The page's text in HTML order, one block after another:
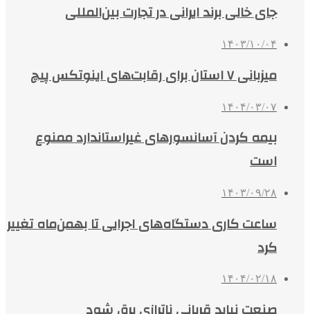
جای خالی برند ایرانی در تجارت بین‌المللی
۱۴۰۳/۱۰/۰۴
میزبانی ۷ استان برای رقابت‌های اینوتکس پیچ
۱۴۰۴/۰۳/۰۷
بیمه کردن آسانسورهای غیراستاندارد ممنوع
است
۱۴۰۳/۰۹/۲۸
ساعت کاری دستگاه‌های اجرایی تا بهمن‌ماه تغییر
کرد
۱۴۰۴/۰۲/۱۸